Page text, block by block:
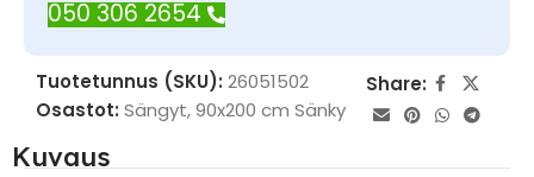
050 306 2654
Tuotetunnus (SKU): 26051502
Osastot: Sängyt,90x200 cm Sänky
Share:
Kuvaus